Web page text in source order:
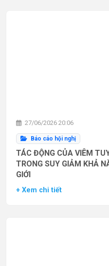
27/06/2026 20:06
Báo cáo hội nghị
TÁC ĐỘNG CỦA VIÊM
TRONG SUY GIẢM KHẢ
GIỚI
+ Xem chi tiết